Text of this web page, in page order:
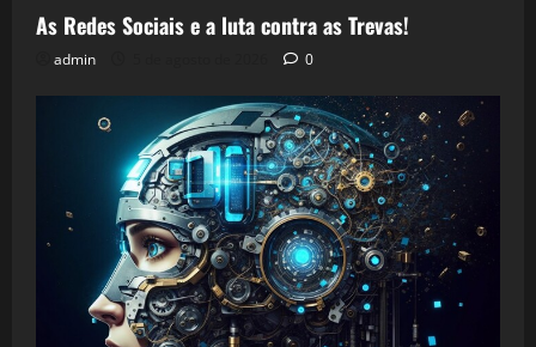
As Redes Sociais e a luta contra as Trevas!
admin 0